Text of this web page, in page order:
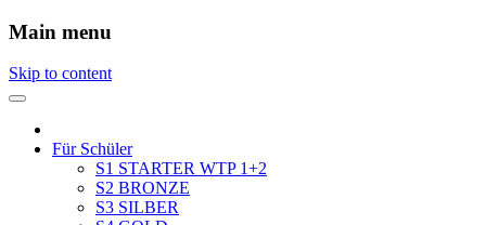
Main menu
Skip to content
Für Schüler
S1 STARTER WTP 1+2
S2 BRONZE
S3 SILBER